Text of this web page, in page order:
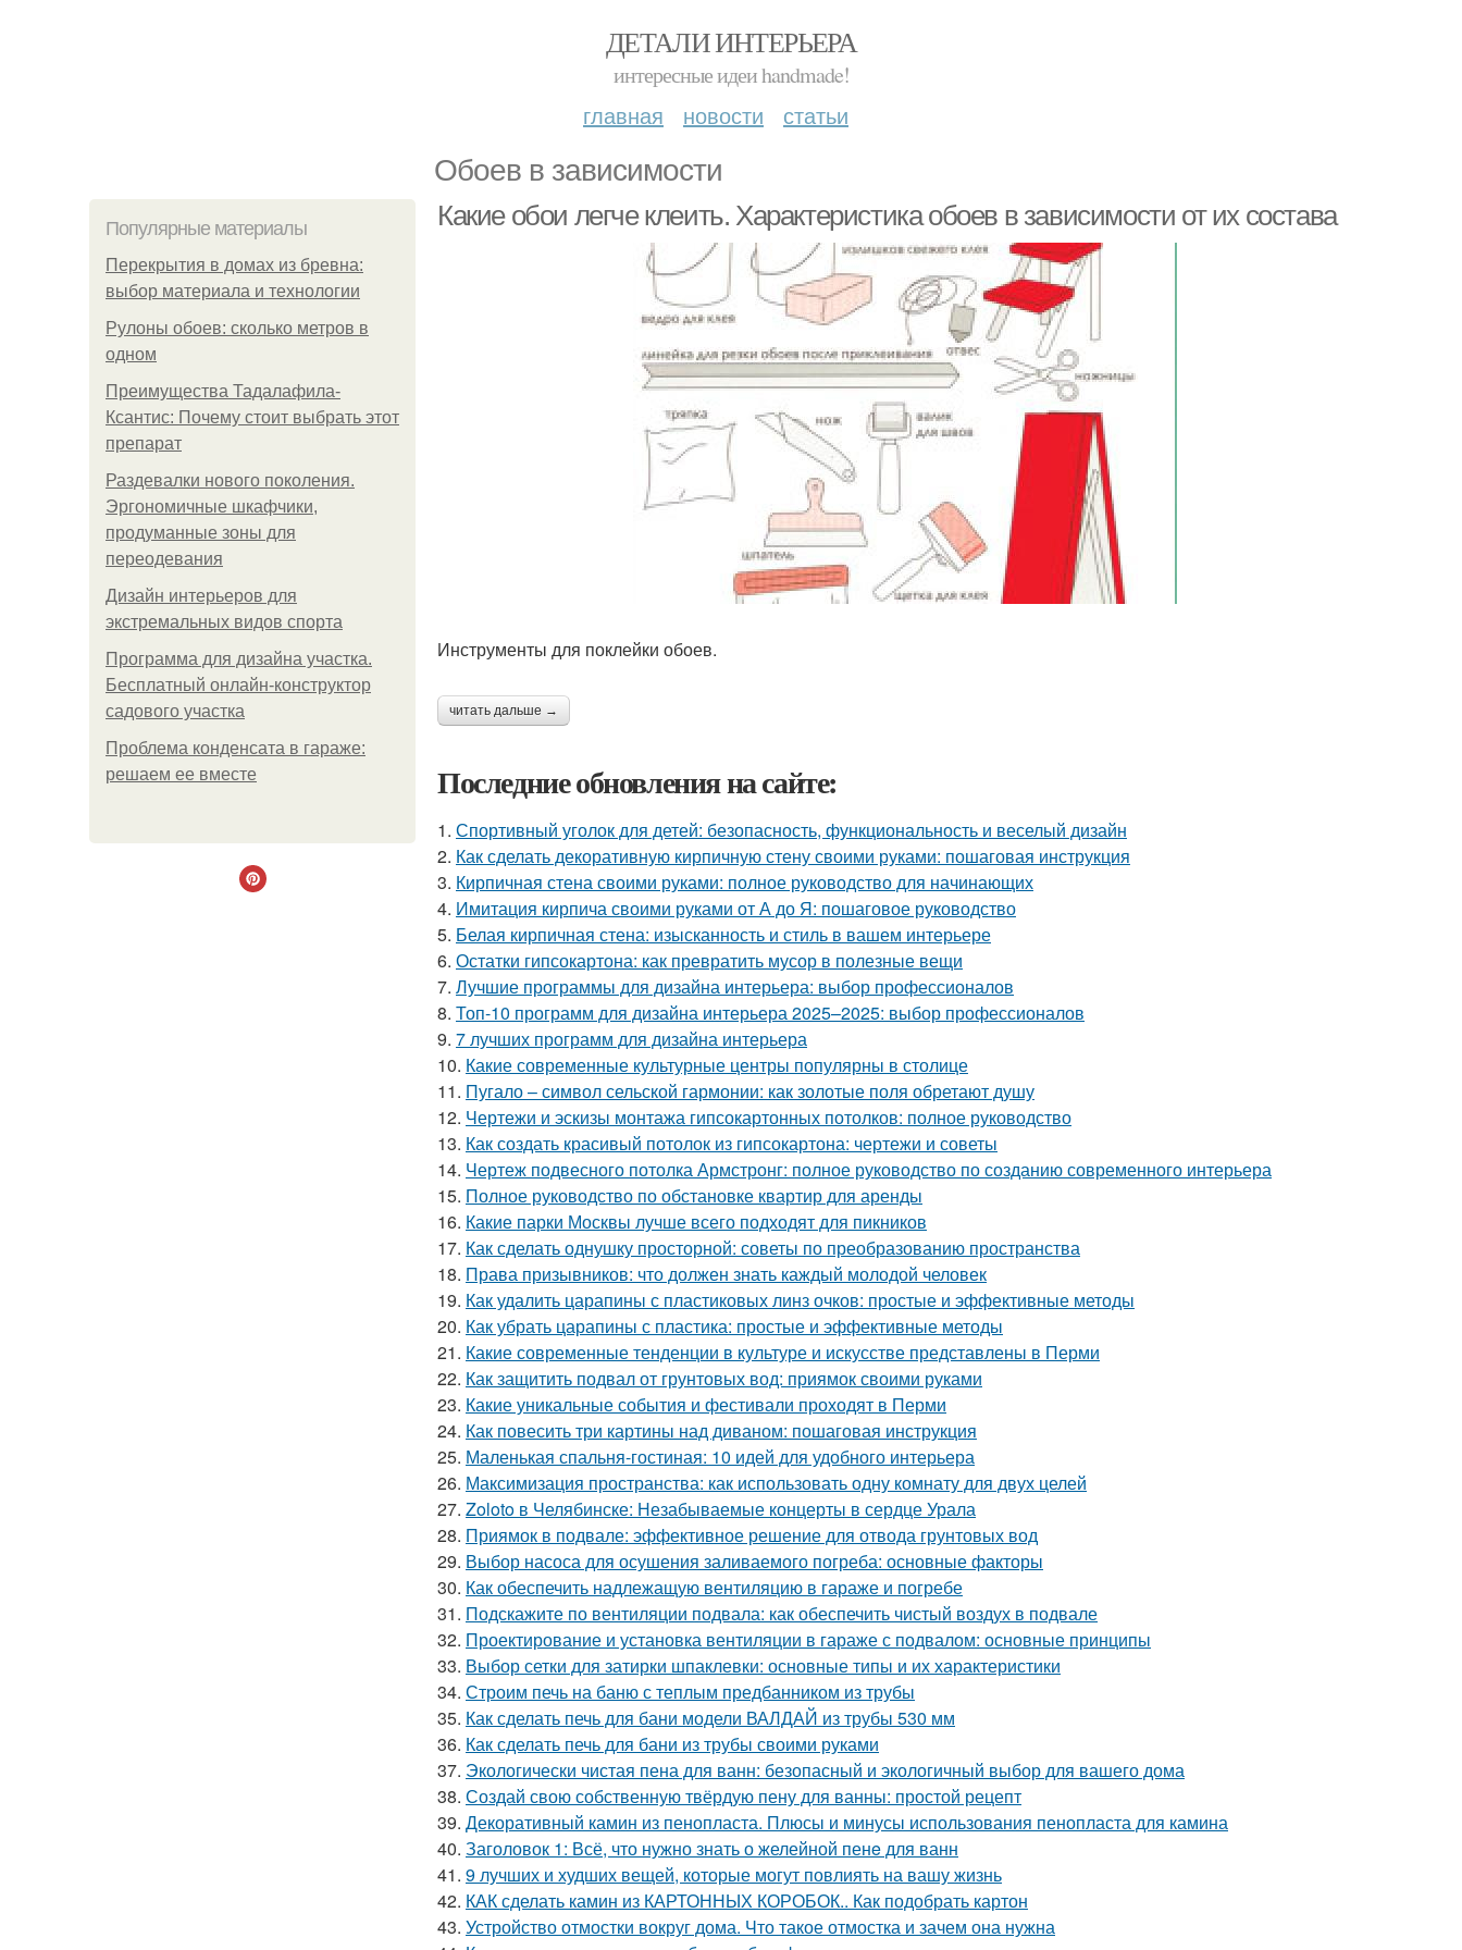
ДЕТАЛИ ИНТЕРЬЕРА
интересные идеи handmade!
главная новости статьи
Обоев в зависимости
Популярные материалы
Перекрытия в домах из бревна:
выбор материала и технологии
Рулоны обоев: сколько метров в
одном
Преимущества Тадалафила-
Ксантис: Почему стоит выбрать этот
препарат
Раздевалки нового поколения.
Эргономичные шкафчики,
продуманные зоны для
переодевания
Дизайн интерьеров для
экстремальных видов спорта
Программа для дизайна участка.
Бесплатный онлайн-конструктор
садового участка
Проблема конденсата в гараже:
решаем ее вместе
Какие обои легче клеить. Характеристика обоев в зависимости от их состава
Инструменты для поклейки обоев.
читать дальше →
Последние обновления на сайте:
1. Спортивный уголок для детей: безопасность, функциональность и веселый дизайн
2. Как сделать декоративную кирпичную стену своими руками: пошаговая инструкция
3. Кирпичная стена своими руками: полное руководство для начинающих
4. Имитация кирпича своими руками от А до Я: пошаговое руководство
5. Белая кирпичная стена: изысканность и стиль в вашем интерьере
6. Остатки гипсокартона: как превратить мусор в полезные вещи
7. Лучшие программы для дизайна интерьера: выбор профессионалов
8. Топ-10 программ для дизайна интерьера 2025–2025: выбор профессионалов
9. 7 лучших программ для дизайна интерьера
10. Какие современные культурные центры популярны в столице
11. Пугало – символ сельской гармонии: как золотые поля обретают душу
12. Чертежи и эскизы монтажа гипсокартонных потолков: полное руководство
13. Как создать красивый потолок из гипсокартона: чертежи и советы
14. Чертеж подвесного потолка Армстронг: полное руководство по созданию современного интерьера
15. Полное руководство по обстановке квартир для аренды
16. Какие парки Москвы лучше всего подходят для пикников
17. Как сделать однушку просторной: советы по преобразованию пространства
18. Права призывников: что должен знать каждый молодой человек
19. Как удалить царапины с пластиковых линз очков: простые и эффективные методы
20. Как убрать царапины с пластика: простые и эффективные методы
21. Какие современные тенденции в культуре и искусстве представлены в Перми
22. Как защитить подвал от грунтовых вод: приямок своими руками
23. Какие уникальные события и фестивали проходят в Перми
24. Как повесить три картины над диваном: пошаговая инструкция
25. Маленькая спальня-гостиная: 10 идей для удобного интерьера
26. Максимизация пространства: как использовать одну комнату для двух целей
27. Zoloto в Челябинске: Незабываемые концерты в сердце Урала
28. Приямок в подвале: эффективное решение для отвода грунтовых вод
29. Выбор насоса для осушения заливаемого погреба: основные факторы
30. Как обеспечить надлежащую вентиляцию в гараже и погребе
31. Подскажите по вентиляции подвала: как обеспечить чистый воздух в подвале
32. Проектирование и установка вентиляции в гараже с подвалом: основные принципы
33. Выбор сетки для затирки шпаклевки: основные типы и их характеристики
34. Строим печь на баню с теплым предбанником из трубы
35. Как сделать печь для бани модели ВАЛДАЙ из трубы 530 мм
36. Как сделать печь для бани из трубы своими руками
37. Экологически чистая пена для ванн: безопасный и экологичный выбор для вашего дома
38. Создай свою собственную твёрдую пену для ванны: простой рецепт
39. Декоративный камин из пенопласта. Плюсы и минусы использования пенопласта для камина
40. Заголовок 1: Всё, что нужно знать о желейной пенe для ванн
41. 9 лучших и худших вещей, которые могут повлиять на вашу жизнь
42. КАК сделать камин из КАРТОННЫХ КОРОБОК.. Как подобрать картон
43. Устройство отмостки вокруг дома. Что такое отмостка и зачем она нужна